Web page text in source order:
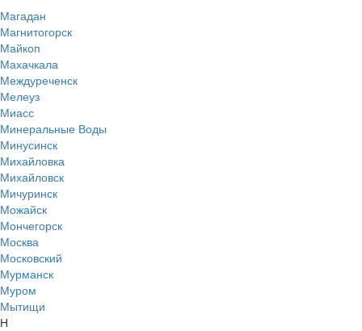
Магадан
Магнитогорск
Майкоп
Махачкала
Междуреченск
Мелеуз
Миасс
Минеральные Воды
Минусинск
Михайловка
Михайловск
Мичуринск
Можайск
Мончегорск
Москва
Московский
Мурманск
Муром
Мытищи
Н